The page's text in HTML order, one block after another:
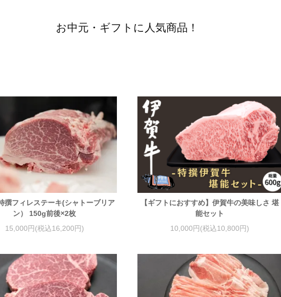
お中元・ギフトに人気商品！
撰フィレステーキ(シャトーブリア
ン） 150g前後×2枚
15,000円(税込16,200円)
【ギフトにおすすめ】伊賀牛の美味しさ 堪
能セット
10,000円(税込10,800円)